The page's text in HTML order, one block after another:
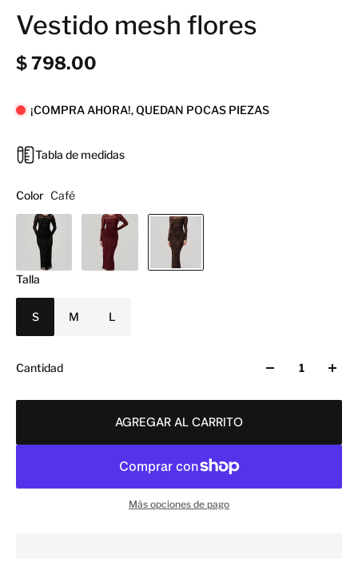
Vestido mesh flores
$ 798.00
¡COMPRA AHORA!, QUEDAN POCAS PIEZAS
Tabla de medidas
Color Café
Talla
S M L
Cantidad
AGREGAR AL CARRITO
Más opciones de pago